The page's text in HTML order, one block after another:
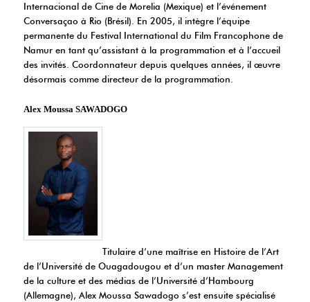
Internacional de Cine de Morelia (Mexique) et l’événement
Conversaçao à Rio (Brésil). En 2005, il intègre l’équipe
permanente du Festival International du Film Francophone de
Namur en tant qu’assistant à la programmation et à l’accueil
des invités. Coordonnateur depuis quelques années, il œuvre
désormais comme directeur de la programmation.
Alex Moussa SAWADOGO
Titulaire d’une maîtrise en Histoire de l’Art
de l’Université de Ouagadougou et d’un master Management
de la culture et des médias de l’Université d’Hambourg
(Allemagne), Alex Moussa Sawadogo s’est ensuite spécialisé